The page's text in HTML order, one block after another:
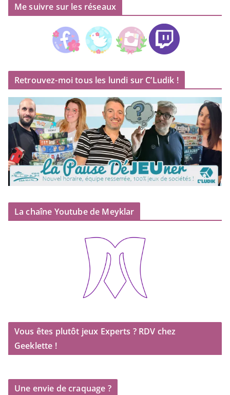
Me suivre sur les réseaux
Retrouvez-moi tous les lundi sur C’Ludik !
La chaîne Youtube de Meyklar
Vous êtes plutôt jeux Experts ? RDV chez
Geeklette !
Une envie de craquage ?